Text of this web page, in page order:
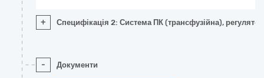
+ Специфікація 2: Система ПК (трансфузійна),
- Документи